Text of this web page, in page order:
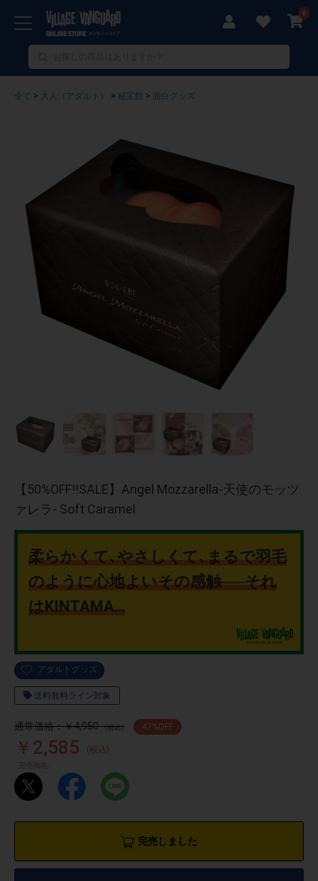
0
全て > 大人（アダルト） > 秘宝館 > 面白グッズ
アダルトグッズ
送料無料ライン対象
【50%OFF!!SALE】Angel Mozzarella-天使のモッツ
ァレラ- Soft Caramel
柔らかくて､やさしくて､まるで羽毛
のように心地よいその感触──それ
はKINTAMA…
通常価格：￥4,950 (税込) 47%OFF
￥2,585 (税込)
完売御礼
完売しました